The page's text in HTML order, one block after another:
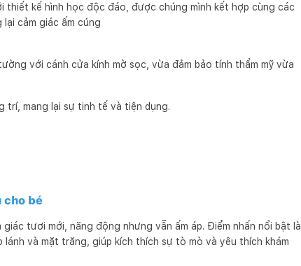
kế hình học độc đáo, được chúng mình kết hợp cùng các
cảm giác ấm cúng
với cánh cửa kính mờ sọc, vừa đảm bảo tính thẩm mỹ vừa
trí, mang lại sự tinh tế và tiện dụng.
cho bé
tươi mới, năng động nhưng vẫn ấm áp. Điểm nhấn nổi bật là
và mặt trăng, giúp kích thích sự tò mò và yêu thích khám